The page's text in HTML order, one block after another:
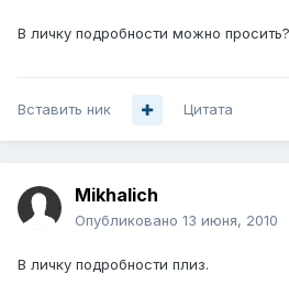
В личку подробности можно просить?
Вставить ник Цитата
Mikhalich
Опубликовано 13 июня, 2010
В личку подробности плиз.